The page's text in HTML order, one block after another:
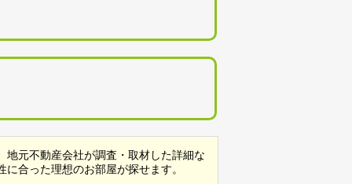
元不動産会社が調査・取材した詳細な
合った理想のお部屋が探せます。